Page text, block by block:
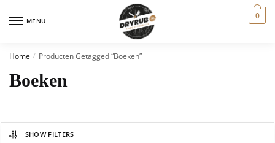
MENU 0
Home / Producten Getagged “Boeken”
Boeken
SHOW FILTERS